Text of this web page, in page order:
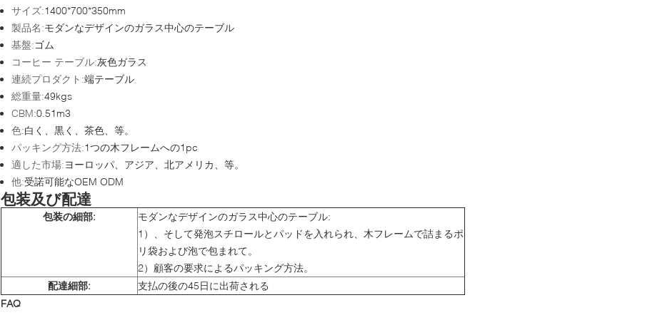
サイズ:1400*700*350mm
製品名:モダンなデザインのガラス中心のテーブル
基盤:ゴム
コーヒー テーブル:灰色ガラス
連続プロダクト:端テーブル
総重量:49kgs
CBM:0.51m3
色:白く、黒く、茶色、等。
パッキング方法:1つの木フレームへの1pc
適した市場:ヨーロッパ、アジア、北アメリカ、等。
他:受諾可能なOEM ODM
包装及び配達
包装の細部:
モダンなデザインのガラス中心のテーブル:
1）、そして発泡スチロールとパッドを入れられ、木フレームで詰まるポ
リ袋および泡で包まれて。
2）顧客の要求によるパッキング方法。
配達細部:
支払の後の45日に出荷される
FAQ